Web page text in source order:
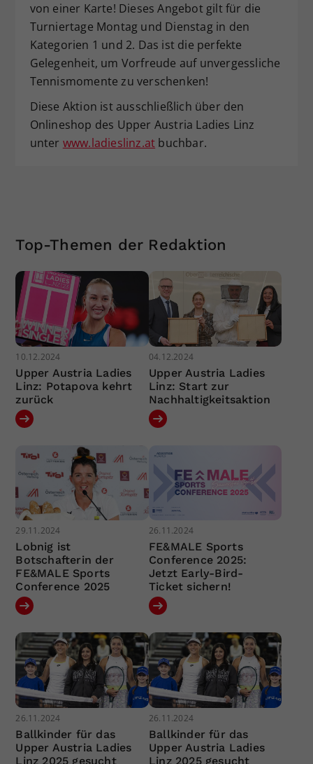
von einer Karte! Dieses Angebot gilt für die
Turniertage Montag und Dienstag in den
Kategorien 1 und 2. Das ist die perfekte
Gelegenheit, um Vorfreude auf unvergessliche
Tennismomente zu verschenken!
Diese Aktion ist ausschließlich über den
Onlineshop des Upper Austria Ladies Linz
unter www.ladieslinz.at buchbar.
Top-Themen der Redaktion
10.12.2024
Upper Austria Ladies
Linz: Potapova kehrt
zurück
04.12.2024
Upper Austria Ladies
Linz: Start zur
Nachhaltigkeitsaktion
29.11.2024
Lobnig ist
Botschafterin der
FE&MALE Sports
Conference 2025
26.11.2024
FE&MALE Sports
Conference 2025:
Jetzt Early-Bird-
Ticket sichern!
26.11.2024
Ballkinder für das
Upper Austria Ladies
Linz 2025 gesucht
26.11.2024
Ballkinder für das
Upper Austria Ladies
Linz 2025 gesucht